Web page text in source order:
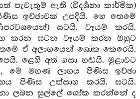
පැවැතුම් ඇති (විදර්‍ශනා කාර්මික)
ඉච්ඡාවක් උපදියි. හෙ තෙමේ
ඝටයි. වෑයම් කරයි.
කරන ඝටන වෑයම් කරන ඔහුට
ඒ අලාභයෙන් ශෝක කෙරෙයි.
ළෙහි අත් ගසා හඬයි. මුළාවට
මේ මහණ ලාභය පිණිස ඉච්ඡා
පිණිස උත්සාහ කරයි. ඝටයි.
ලබන සුල්ලේ ශෝක කරන්නේ ද